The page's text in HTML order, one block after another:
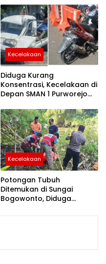
Kecelakaan
Diduga Kurang
Konsentrasi, Kecelakaan di
Depan SMAN 1 Purworejo
Meninggal Dunia
Kecelakaan
Potongan Tubuh
Ditemukan di Sungai
Bogowonto, Diduga
Wonosobo